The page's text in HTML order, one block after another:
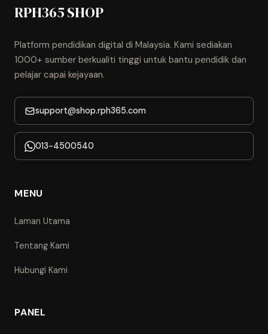
RPH365 SHOP
Platform pendidikan digital di Malaysia. Kami sediakan
1000+ sumber berkualiti tinggi untuk bantu pendidik dan
pelajar capai kejayaan.
support@shop.rph365.com
013-4500540
MENU
Laman Utama
Tentang Kami
Hubungi Kami
PANEL